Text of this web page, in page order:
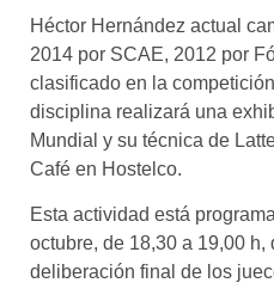
el café siempre tiene
algo nuevo que
enseñarnos
BOLSA DE TRABAJO
¡te imaginas vivir de tu pasión
por el café?
CONTACTO
¡queremos saber
de ti!
Héctor Hernández actual
2014 por SCAE, 2012 por
clasificado en la
disciplina realizará una
Mundial y su técnica de
Café en Hostelco.
Esta actividad está
octubre, de 18,30 a 19,00 h,
deliberación final de los